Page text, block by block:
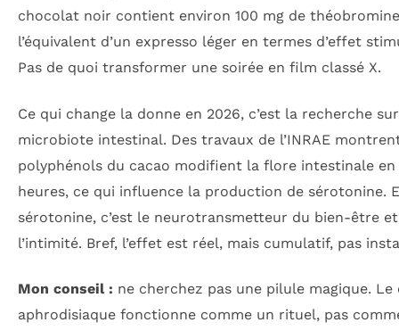
chocolat noir contient environ 100 mg de
l’équivalent d’un expresso léger en termes d’effet
Pas de quoi transformer une soirée en film classé X.
Ce qui change la donne en 2026, c’est la recherche
microbiote intestinal. Des travaux de l’INRAE
polyphénols du cacao modifient la flore intestinale en
heures, ce qui influence la production de sérotonine.
sérotonine, c’est le neurotransmetteur du bien-être
l’intimité. Bref, l’effet est réel, mais cumulatif, pas
Mon conseil : ne cherchez pas une pilule magique.
aphrodisiaque fonctionne comme un rituel, pas